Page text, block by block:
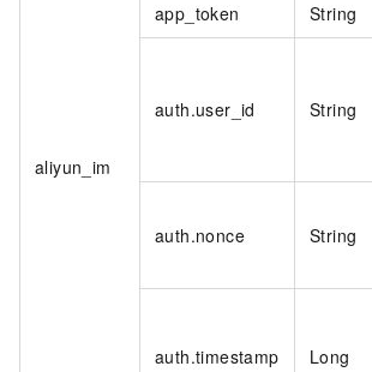
aliyun_im
app_token String
auth.user_id String
auth.nonce String
auth.timestamp Long